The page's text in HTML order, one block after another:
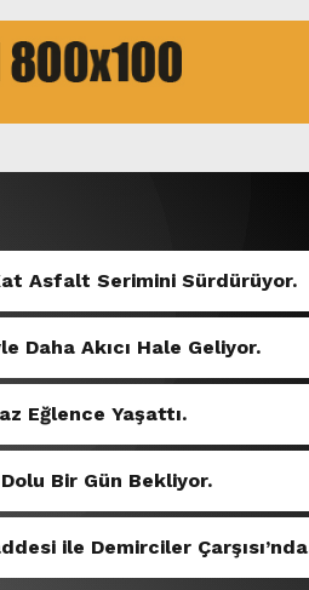
Asfalt Serimini Sürdürüyor.
Daha Akıcı Hale Geliyor.
Eğlence Yaşattı.
Bir Gün Bekliyor.
ile Demirciler Çarşısı’nda